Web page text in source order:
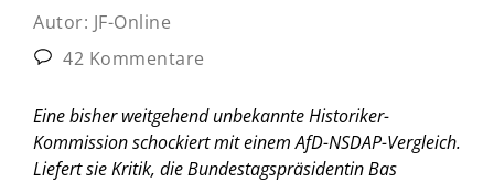
Autor: JF-Online
42 Kommentare
Eine bisher weitgehend unbekannte Historiker-
Kommission schockiert mit einem AfD-NSDAP-Vergleich.
Liefert sie Kritik, die Bundestagspräsidentin Bas